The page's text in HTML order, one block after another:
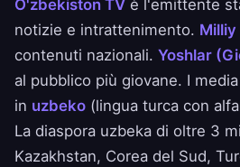
O'zbekiston TV è l'emittente
notizie e intrattenimento. Milliy
contenuti nazionali. Yoshlar
al pubblico più giovane. I
in uzbeko (lingua turca con
La diaspora uzbeka di oltre 3
Kazakhstan, Corea del Sud,